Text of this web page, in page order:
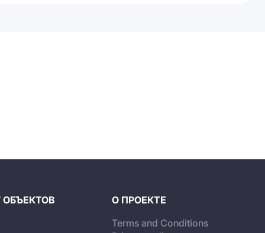
ОБЪЕКТОВ
О ПРОЕКТЕ
Terms and Conditions